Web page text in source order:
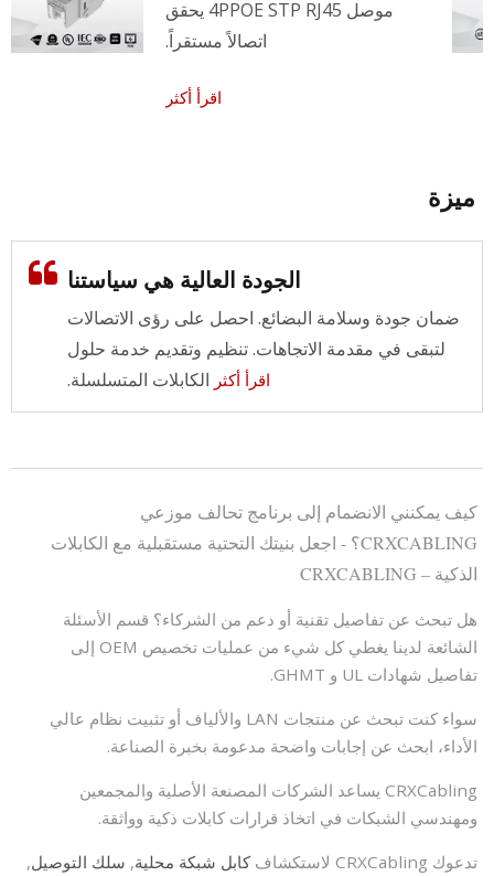
موصل 4PPOE STP RJ45 يحقق
اتصالاً مستقراً.
اقرأ أكثر
ميزة
الجودة العالية هي سياستنا
ضمان جودة وسلامة البضائع. احصل على رؤى الاتصالات
لتبقى في مقدمة الاتجاهات. تنظيم وتقديم خدمة حلول
الكابلات المتسلسلة. اقرأ أكثر
كيف يمكنني الانضمام إلى برنامج تحالف موزعي
CRXCABLING؟ - اجعل بنيتك التحتية مستقبلية مع الكابلات
الذكية – CRXCABLING
هل تبحث عن تفاصيل تقنية أو دعم من الشركاء؟ قسم الأسئلة
الشائعة لدينا يغطي كل شيء من عمليات تخصيص OEM إلى
تفاصيل شهادات UL و GHMT.
سواء كنت تبحث عن منتجات LAN والألياف أو تثبيت نظام عالي
الأداء، ابحث عن إجابات واضحة مدعومة بخبرة الصناعة.
CRXCabling يساعد الشركات المصنعة الأصلية والمجمعين
ومهندسي الشبكات في اتخاذ قرارات كابلات ذكية وواثقة.
تدعوك CRXCabling لاستكشاف
كابل شبكة محلية, سلك التوصيل,